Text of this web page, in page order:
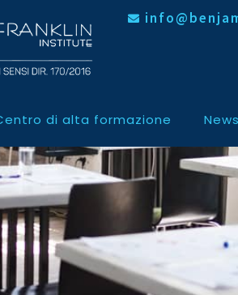
di alta formazione